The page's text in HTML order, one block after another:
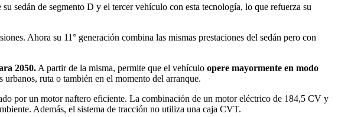
su sedán de segmento D y el tercer vehículo con esta tecnología, lo que refuerza su
Ahora su 11° generación combina las mismas prestaciones del sedán pero con
2050. A partir de la misma, permite que el vehículo opere mayormente en modo
urbanos, ruta o también en el momento del arranque.
por un motor naftero eficiente. La combinación de un motor eléctrico de 184,5 CV y
Además, el sistema de tracción no utiliza una caja CVT.